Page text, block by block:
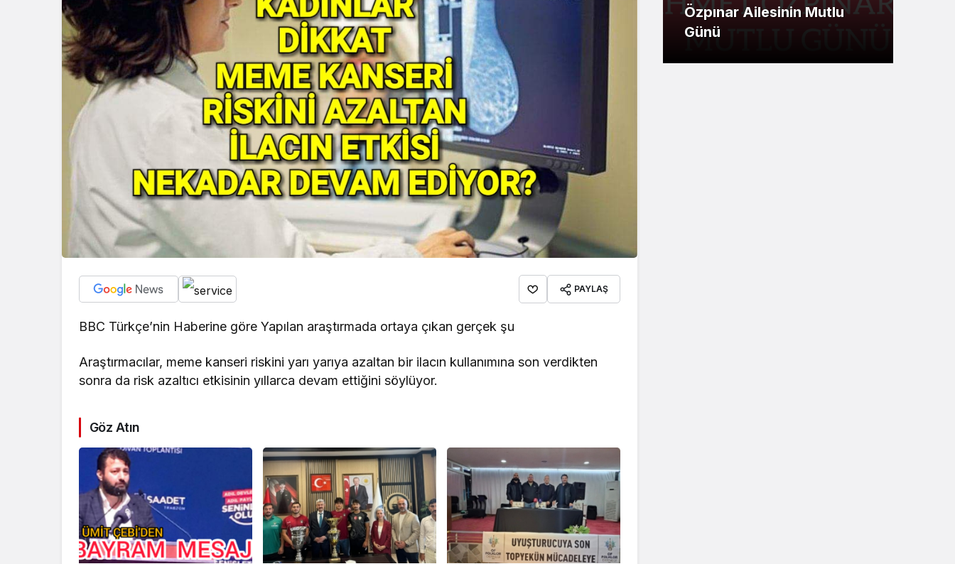
PAYLAŞ
BBC Türkçe’nin Haberine göre Yapılan araştırmada ortaya çıkan gerçek şu
Araştırmacılar, meme kanseri riskini yarı yarıya azaltan bir ilacın kullanımına son verdikten
sonra da risk azaltıcı etkisinin yıllarca devam ettiğini söylüyor.
Göz Atın
İpekçioğlu Ailesinin Acı
Kaybı
Özpınar Ailesinin Mutlu
Günü